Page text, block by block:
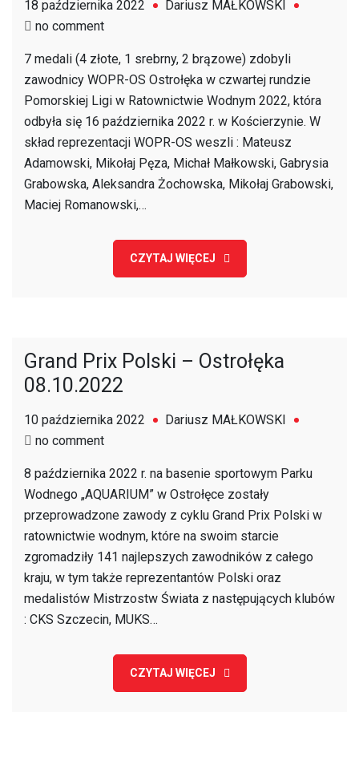
18 października 2022
Dariusz MAŁKOWSKI
no commenton
runda
Pomorskiej
Ligi
w
Ratownictwie
Wodnym
2022
7 medali (4 złote, 1 srebrny, 2 brązowe) zdobyli
zawodnicy WOPR-OS Ostrołęka w czwartej rundzie
Pomorskiej Ligi w Ratownictwie Wodnym 2022, która
odbyła się 16 października 2022 r. w Kościerzynie. W
skład reprezentacji WOPR-OS weszli : Mateusz
Adamowski, Mikołaj Pęza, Michał Małkowski, Gabrysia
Grabowska, Aleksandra Żochowska, Mikołaj Grabowski,
Maciej Romanowski,…
CZYTAJ WIĘCEJ
Grand Prix Polski – Ostrołęka
08.10.2022
10 października 2022
Dariusz MAŁKOWSKI
no commenton
Prix
Polski
–
Ostrołęka
08.10.2022
8 października 2022 r. na basenie sportowym Parku
Wodnego „AQUARIUM” w Ostrołęce zostały
przeprowadzone zawody z cyklu Grand Prix Polski w
ratownictwie wodnym, które na swoim starcie
zgromadziły 141 najlepszych zawodników z całego
kraju, w tym także reprezentantów Polski oraz
medalistów Mistrzostw Świata z następujących klubów
: CKS Szczecin, MUKS…
CZYTAJ WIĘCEJ